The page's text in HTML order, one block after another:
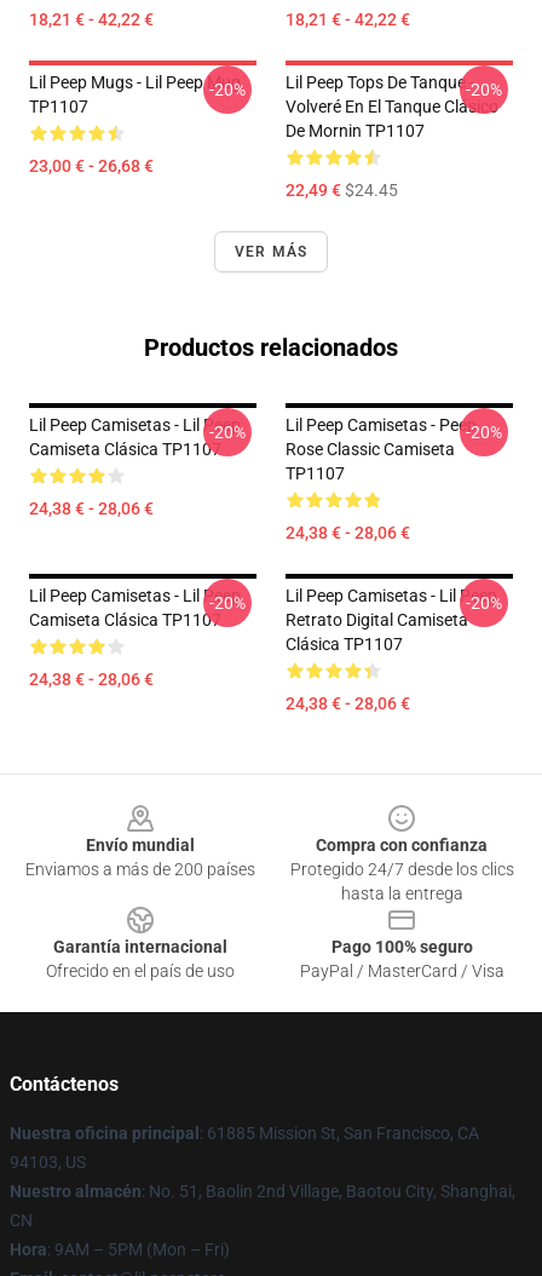
18,21 € - 42,22 € 18,21 € - 42,22 €
Lil Peep Mugs - Lil Peep Mug
TP1107
23,00 € - 26,68 €
-20%
Lil Peep Tops De Tanque -
Volveré En El Tanque Clásico
De Mornin TP1107
22,49 €$24.45
-20%
VER MÁS
Productos relacionados
Lil Peep Camisetas - Lil Peep
Camiseta Clásica TP1107
24,38 € - 28,06 €
-20%
Lil Peep Camisetas - Peep
Rose Classic Camiseta
TP1107
24,38 € - 28,06 €
-20%
Lil Peep Camisetas - Lil Peep
Camiseta Clásica TP1107
24,38 € - 28,06 €
-20%
Lil Peep Camisetas - Lil Peep
Retrato Digital Camiseta
Clásica TP1107
24,38 € - 28,06 €
-20%
Envío mundial
Enviamos a más de 200 países
Compra con confianza
Protegido 24/7 desde los clics
hasta la entrega
Garantía internacional
Ofrecido en el país de uso
Pago 100% seguro
PayPal / MasterCard / Visa
Contáctenos
Nuestra oficina principal : 61885 Mission St, San Francisco, CA
94103, US
Nuestro almacén: No. 51, Baolin 2nd Village, Baotou City, Shanghai,
CN
Hora: 9AM – 5PM (Mon – Fri)